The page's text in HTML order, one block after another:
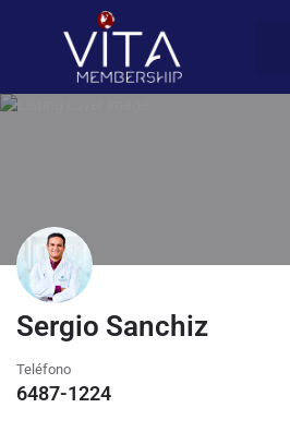
Sergio Sanchiz
Teléfono
6487-1224